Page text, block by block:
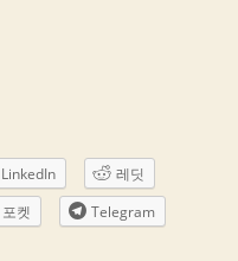
LinkedIn
레딧
포켓
Telegram